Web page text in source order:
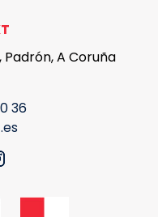
A Coruña
36